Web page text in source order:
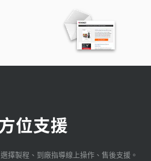
位支援
擇製程、到廠指導線上操作、售後支援。